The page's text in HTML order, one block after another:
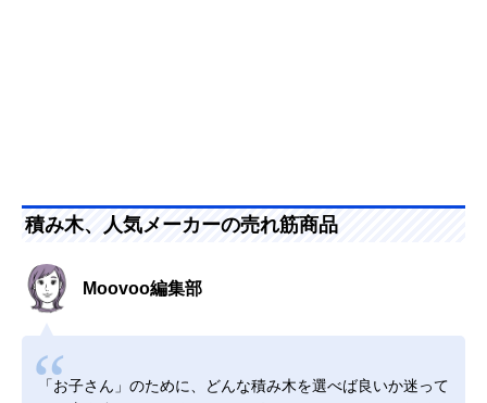
積み木、人気メーカーの売れ筋商品
Moovoo編集部
「お子さん」のために、どんな積み木を選べば良いか迷って